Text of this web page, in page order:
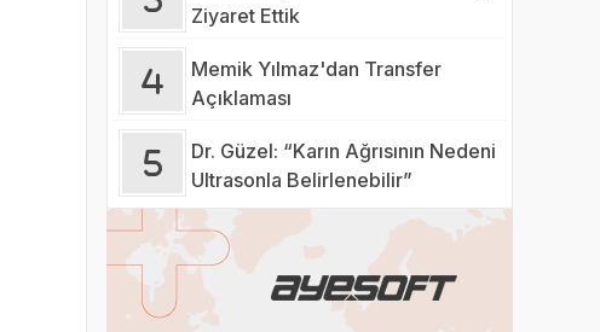
Ziyaret Ettik
Memik Yılmaz'dan Transfer
Açıklaması
Dr. Güzel: “Karın Ağrısının Nedeni
Ultrasonla Belirlenebilir”